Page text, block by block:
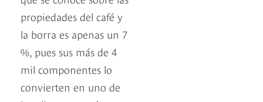
propiedades del café y
la borra es apenas un 7
%, pues sus más de 4
mil componentes lo
convierten en uno de